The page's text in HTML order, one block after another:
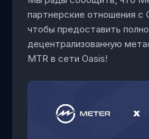
партнерские отношения с
чтобы предоставить
децентрализованную
MTR в сети Oasis!